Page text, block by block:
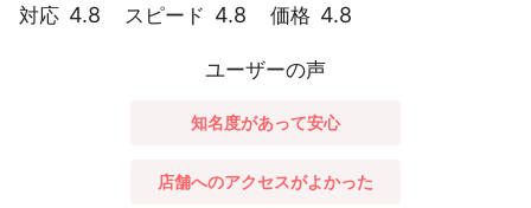
対応 4.8 スピード 4.8 価格 4.8
ユーザーの声
知名度があって安心
店舗へのアクセスがよかった